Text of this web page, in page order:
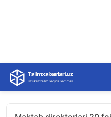
Skip
content